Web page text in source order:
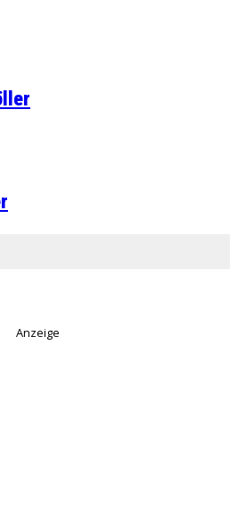
Anzeige